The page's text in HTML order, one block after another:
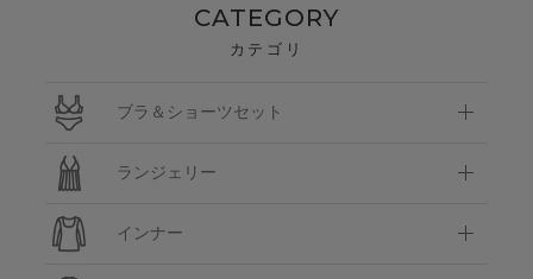
CATEGORY
カテゴリ
ブラ＆ショーツセット
ランジェリー
インナー